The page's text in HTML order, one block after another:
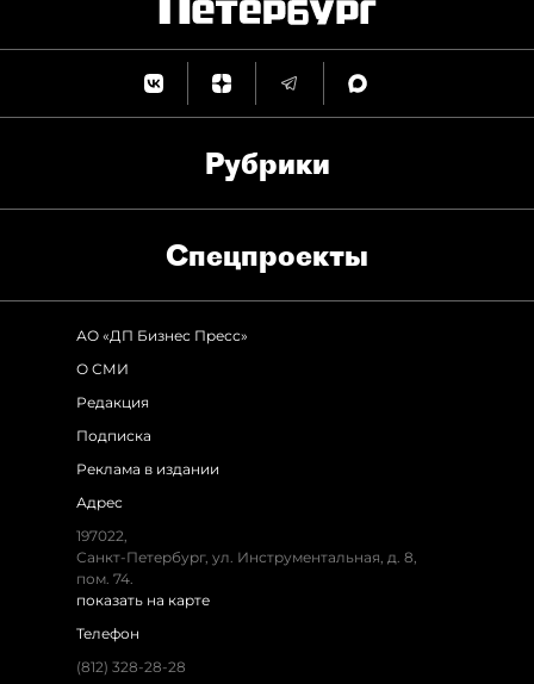
Рубрики
Спец­проекты
АО «ДП Бизнес Пресс»
О СМИ
Редакция
Подписка
Реклама в издании
Адрес
197022,
Санкт-Петербург, ул. Инструментальная, д. 8,
пом. 74.
показать на карте
Телефон
(812) 328-28-28